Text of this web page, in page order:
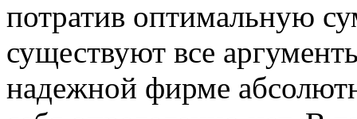
потратив оптимальную
существуют все
надежной фирме